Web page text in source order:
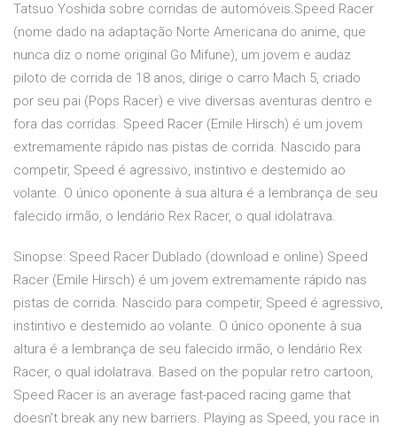
Tatsuo Yoshida sobre corridas de automóveis.Speed Racer
(nome dado na adaptação Norte Americana do anime, que
nunca diz o nome original Go Mifune), um jovem e audaz
piloto de corrida de 18 anos, dirige o carro Mach 5, criado
por seu pai (Pops Racer) e vive diversas aventuras dentro e
fora das corridas. Speed Racer (Emile Hirsch) é um jovem
extremamente rápido nas pistas de corrida. Nascido para
competir, Speed é agressivo, instintivo e destemido ao
volante. O único oponente à sua altura é a lembrança de seu
falecido irmão, o lendário Rex Racer, o qual idolatrava.
Sinopse: Speed Racer Dublado (download e online) Speed
Racer (Emile Hirsch) é um jovem extremamente rápido nas
pistas de corrida. Nascido para competir, Speed é agressivo,
instintivo e destemido ao volante. O único oponente à sua
altura é a lembrança de seu falecido irmão, o lendário Rex
Racer, o qual idolatrava. Based on the popular retro cartoon,
Speed Racer is an average fast-paced racing game that
doesn't break any new barriers. Playing as Speed, you race in